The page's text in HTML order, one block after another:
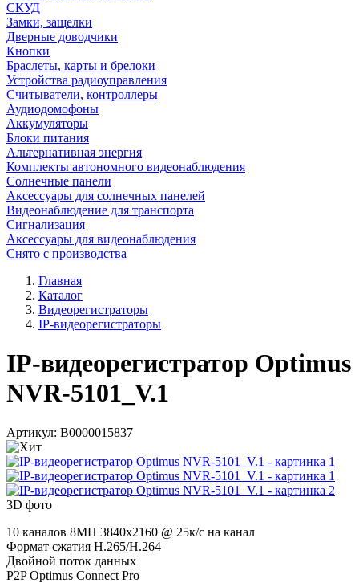
СКУД
Замки, защелки
Дверные доводчики
Кнопки
Браслеты, карты и брелоки
Устройства радиоуправления
Считыватели, контроллеры
Аудиодомофоны
Аккумуляторы
Блоки питания
Альтернативная энергия
Комплекты автономного видеонаблюдения
Солнечные панели
Аксессуары для солнечных панелей
Видеонаблюдение для транспорта
Сигнализация
Аксессуары для видеонаблюдения
Снято с производства
Главная
Каталог
Видеорегистраторы
IP-видеорегистраторы
IP-видеорегистратор Optimus
NVR-5101_V.1
Артикул: В0000015837
3D фото
10 каналов 8МП 3840х2160 @ 25к/с на канал
Формат сжатия H.265/H.264
Двойной поток данных
P2P Optimus Connect Pro